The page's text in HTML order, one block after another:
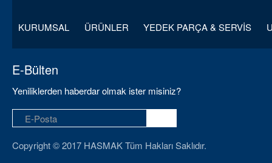
KURUMSAL ÜRÜNLER YEDEK PARÇA & SERVİS
E-Bülten
Yeniliklerden haberdar olmak ister misiniz?
Copyright © 2017 HASMAK Tüm Hakları Saklıdır.